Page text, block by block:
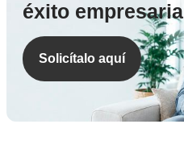
éxito empresarial
Solicítalo aquí